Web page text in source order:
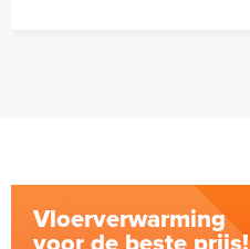
Vloerverwarming